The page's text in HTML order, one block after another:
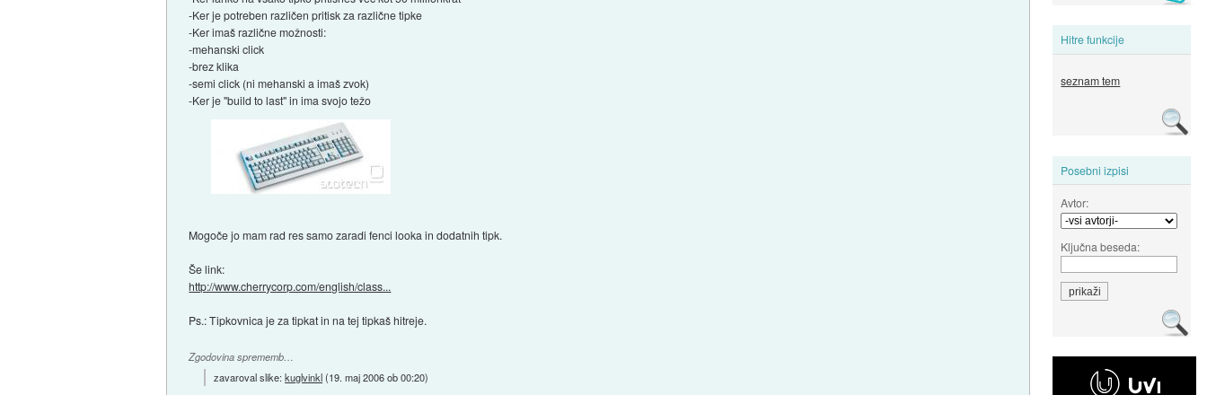
Hitre funkcije
seznam tem
Posebni izpisi
Avtor:
Ključna beseda:
-Ker je potreben različen pritisk za različne tipke
-Ker imaš različne možnosti:
-mehanski click
-brez klika
-semi click (ni mehanski a imaš zvok)
-Ker je "build to last" in ima svojo težo
Mogoče jo mam rad res samo zaradi fenci looka in dodatnih tipk.
Še link:
http://www.cherrycorp.com/english/class...
Ps.: Tipkovnica je za tipkat in na tej tipkaš hitreje.
Zgodovina sprememb…
zavaroval slike:kuglvinkl(19. maj 2006 ob 00:20)